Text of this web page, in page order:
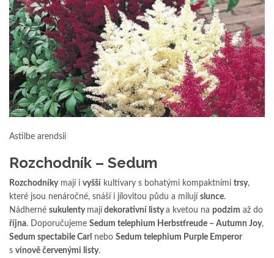
Astilbe arendsii
Rozchodník – Sedum
Rozchodníkymají i vyšší kultivary s bohatými kompaktními trsy,
které jsou nenáročné, snáší i jílovitou půdu a milují slunce.
Nádherné sukulenty mají dekorativní listya kvetou na podzim až do
října. Doporučujeme Sedum telephium Herbstfreude – Autumn Joy,
Sedum spectabile Carl nebo Sedum telephium Purple Emperor
s vínově červenými listy.